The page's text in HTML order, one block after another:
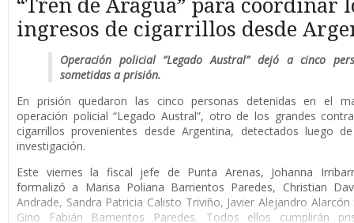
“Tren de Aragua” para coordinar
ingresos de cigarrillos desde
Operación policial “Legado Austral” dejó a cinco
sometidas a prisión.
En prisión quedaron las cinco personas detenidas en el
operación policial “Legado Austral”, otro de los grandes
cigarrillos provenientes desde Argentina, detectados luego
investigación.
Este viernes la fiscal jefe de Punta Arenas, Johanna
formalizó a Marisa Poliana Barrientos Paredes, Christian
Andrade, Sandra Patricia Calisto Triviño, Javier Alejandro Alarcón
Gino Fabián Barrientos Paredes. Todos ellos cumplirán